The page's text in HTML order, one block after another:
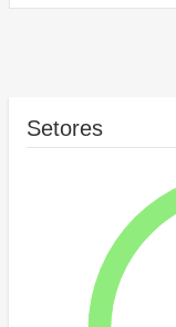
Setores